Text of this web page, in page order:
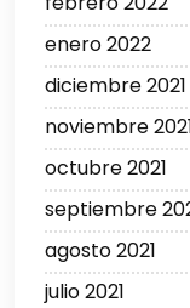
enero 2022
diciembre 2021
noviembre
octubre 2021
septiembre
agosto 2021
julio 2021